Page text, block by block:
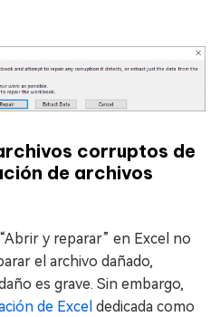
corruptos de
de archivos
y reparar” en Excel no
el archivo dañado,
es grave. Sin embargo,
de Excel dedicada como